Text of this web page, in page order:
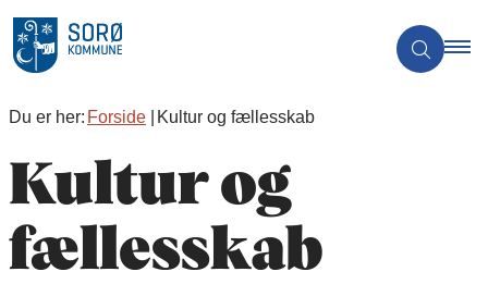
Du er her: Forside Kultur og fællesskab
Kultur og
fællesskab